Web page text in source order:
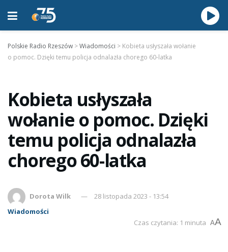
Polskie Radio Rzeszów >Wiadomości > Kobieta usłyszała wołanie
o pomoc. Dzięki temu policja odnalazła chorego 60-latka
Kobieta usłyszała
wołanie o pomoc. Dzięki
temu policja odnalazła
chorego 60-latka
Dorota Wilk
28 listopada 2023 - 13:54
Wiadomości
Czas czytania: 1 minuta AA